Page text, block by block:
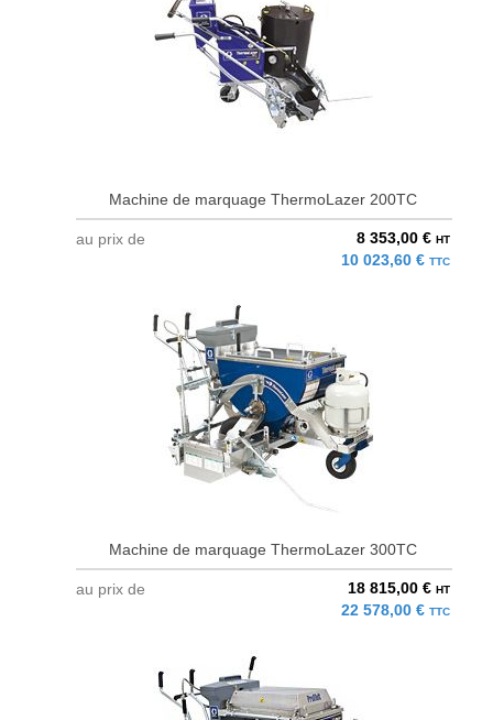
Machine de marquage ThermoLazer 200TC
au prix de 8 353,00 € HT
10 023,60 € TTC
Machine de marquage ThermoLazer 300TC
au prix de 18 815,00 € HT
22 578,00 € TTC